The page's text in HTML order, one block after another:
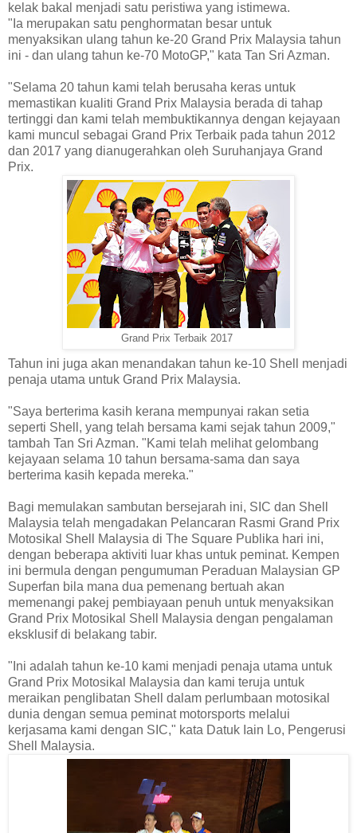
kelak bakal menjadi satu peristiwa yang istimewa.
"Ia merupakan satu penghormatan besar untuk
menyaksikan ulang tahun ke-20 Grand Prix Malaysia tahun
ini - dan ulang tahun ke-70 MotoGP," kata Tan Sri Azman.
"Selama 20 tahun kami telah berusaha keras untuk
memastikan kualiti Grand Prix Malaysia berada di tahap
tertinggi dan kami telah membuktikannya dengan kejayaan
kami muncul sebagai Grand Prix Terbaik pada tahun 2012
dan 2017 yang dianugerahkan oleh Suruhanjaya Grand
Prix.
Grand Prix Terbaik 2017
Tahun ini juga akan menandakan tahun ke-10 Shell menjadi
penaja utama untuk Grand Prix Malaysia.
"Saya berterima kasih kerana mempunyai rakan setia
seperti Shell, yang telah bersama kami sejak tahun 2009,"
tambah Tan Sri Azman. "Kami telah melihat gelombang
kejayaan selama 10 tahun bersama-sama dan saya
berterima kasih kepada mereka."
Bagi memulakan sambutan bersejarah ini, SIC dan Shell
Malaysia telah mengadakan Pelancaran Rasmi Grand Prix
Motosikal Shell Malaysia di The Square Publika hari ini,
dengan beberapa aktiviti luar khas untuk peminat. Kempen
ini bermula dengan pengumuman Peraduan Malaysian GP
Superfan bila mana dua pemenang bertuah akan
memenangi pakej pembiayaan penuh untuk menyaksikan
Grand Prix Motosikal Shell Malaysia dengan pengalaman
eksklusif di belakang tabir.
"Ini adalah tahun ke-10 kami menjadi penaja utama untuk
Grand Prix Motosikal Malaysia dan kami teruja untuk
meraikan penglibatan Shell dalam perlumbaan motosikal
dunia dengan semua peminat motorsports melalui
kerjasama kami dengan SIC," kata Datuk Iain Lo, Pengerusi
Shell Malaysia.